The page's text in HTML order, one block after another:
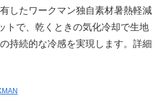
したワークマン独自素材暑熱軽減
トで、乾くときの気化冷却で生地
持続的な冷感を実現します。詳細